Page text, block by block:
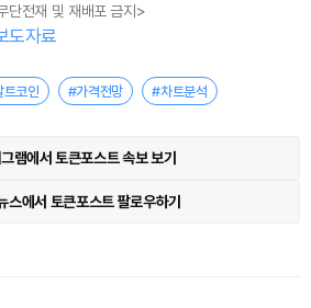
전재 및 재배포 금지>
도자료
코인 #가격전망 #차트분석
램에서 토큰포스트 속보 보기
스에서 토큰포스트 팔로우하기